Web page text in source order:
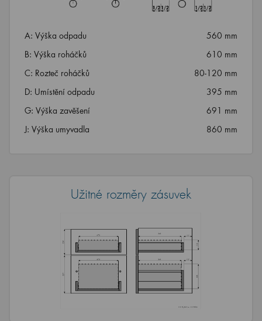
A: Výška odpadu
560 mm
B: Výška roháčků
610 mm
C: Rozteč roháčků
80-120 mm
D: Umístění odpadu
395 mm
G: Výška zavěšení
691 mm
J: Výška umyvadla
860 mm
Užitné rozměry zásuvek